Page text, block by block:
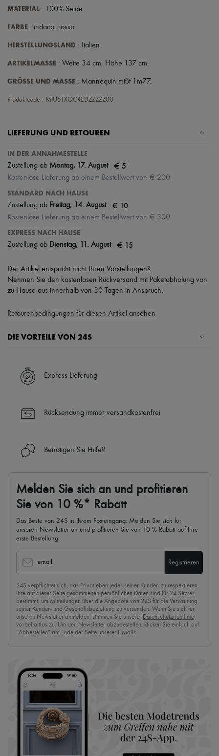
MATERIAL : 100% Seide
FARBE : indaco_rosso
HERSTELLUNGSLAND : Italien
ARTIKELMASSE : Weite 34 cm, Höhe 137 cm.
GRÖSSE UND MASSE : Mannequin mißt 1m77.
Produktcode : MIU5TXQCREDZZZZZ00
LIEFERUNG UND RETOUREN
IN DER ANNAHMESTELLE
Zustellung ab Montag, 17. August € 5
Kostenlose Lieferung ab einem Bestellwert von € 200
STANDARD NACH HAUSE
Zustellung ab Freitag, 14. August € 10
Kostenlose Lieferung ab einem Bestellwert von € 300
EXPRESS NACH HAUSE
Zustellung ab Dienstag, 11. August € 15
Der Artikel entspricht nicht Ihren Vorstellungen?
Nehmen Sie den kostenlosen Rückversand mit Paketabholung von
zu Hause aus innerhalb von 30 Tagen in Anspruch.
Retourenbedingungen für diesen Artikel ansehen
DIE VORTEILE VON 24S
✓ Expresslieferung in über 100 Ländern
✓ Kostenlose Retouren
die Uhr (24h/24)
Mehr erfahren über 24S, ein Haus aus der LVMH-Gruppe
Express Lieferung
Rücksendung immer versandkostenfrei
Benötigen Sie Hilfe?
Melden Sie sich an und profitieren
Sie von 10 %* Rabatt
Das Beste von 24S in Ihrem Posteingang: Melden Sie sich für
unseren Newsletter an und profitieren Sie von 10 % Rabatt auf Ihre
erste Bestellung.
email Registrieren
24S verpflichtet sich, das Privatleben jedes seiner Kunden zu respektieren.
Ihre auf dieser Seite gesammelten persönlichen Daten sind für 24 Sèvres
bestimmt, um Mitteilungen über die Angebote von 24S für die Verwaltung
seiner Kunden- und Geschäftsbeziehung zu versenden. Wenn Sie sich für
unseren Newsletter anmelden, stimmen Sie unserer Datenschutzrichtlinie
vorbehaltlos zu. Um den Newsletter abzubestellen, klicken Sie einfach auf
“Abbestellen” am Ende der Seite unserer E-Mails.